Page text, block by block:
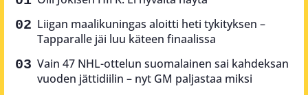
Liigan maalikuningas aloitti heti tykityksen –
Tapparalle jäi luu käteen finaalissa
Vain 47 NHL-ottelun suomalainen sai kahdeksan
vuoden jättidiilin – nyt GM paljastaa miksi